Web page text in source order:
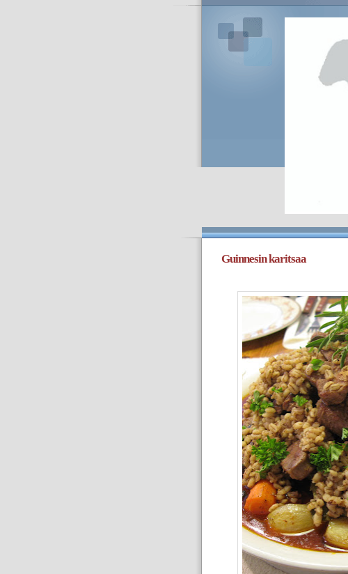
Guinnesin karitsaa